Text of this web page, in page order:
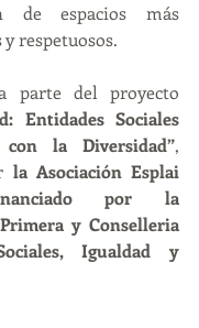
de espacios más
respetuosos.
Entidades Sociales
con la Diversidad”,
la Asociación Esplai
por la
y Conselleria
Igualdad y